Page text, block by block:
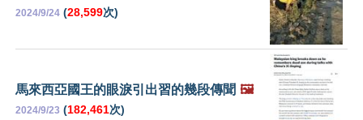
2024/9/24 (28,599次)
馬來西亞國王的眼淚引出習的幾段傳聞 🖼️
2024/9/23 (182,461次)